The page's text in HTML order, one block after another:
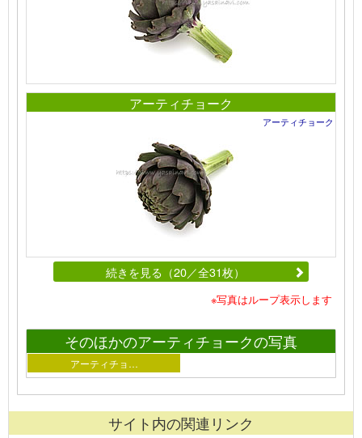
アーティチョーク
アーティチョーク
続きを見る（20／全31枚）
※写真はループ表示します
そのほかのアーティチョークの写真
アーティチョ…
サイト内の関連リンク